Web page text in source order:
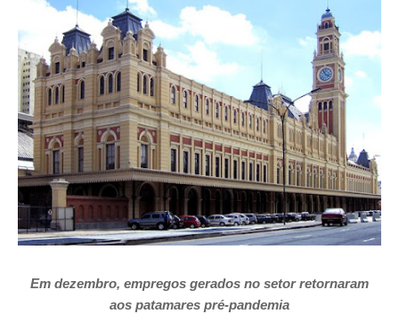
Em dezembro, empregos gerados no setor retornaram
aos patamares pré-pandemia